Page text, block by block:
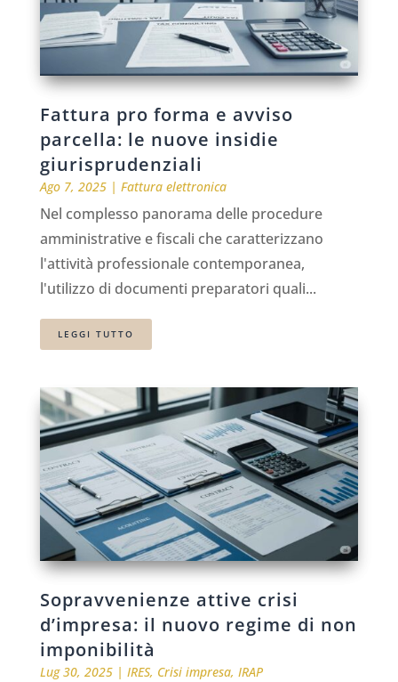
Fattura pro forma e avviso
parcella: le nuove insidie
giurisprudenziali
Ago 7, 2025| Fattura elettronica
Nel complesso panorama delle procedure
amministrative e fiscali che caratterizzano
l'attività professionale contemporanea,
l'utilizzo di documenti preparatori quali...
LEGGI TUTTO
Sopravvenienze attive crisi
d’impresa: il nuovo regime di non
imponibilità
Lug 30, 2025| IRES, Crisi impresa, IRAP